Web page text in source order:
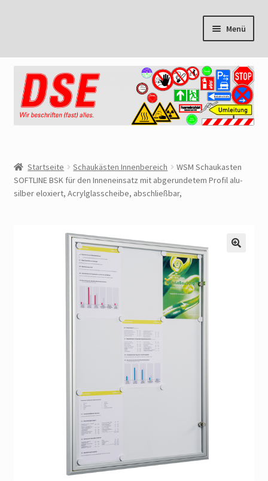
Menü
Start
Cookie Policy
Mein Konto
Kasse
Datenschutzbelehrung
Widerrufsbelehrung
Startseite Schaukästen Innenbereich
WSM Schaukasten
SOFTLINE BSK für den Inneneinsatz mit abgerundetem Profil alu-
silber eloxiert, Acrylglasscheibe, abschließbar,